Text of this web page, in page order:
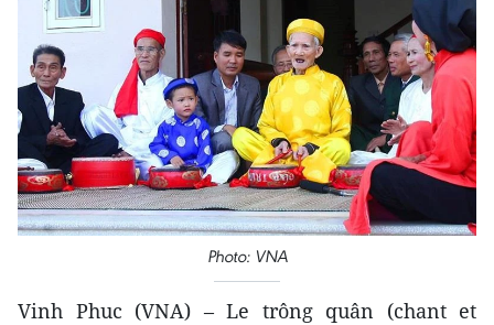
Photo: VNA
Vinh Phuc (VNA) – Le trông quân (chant et